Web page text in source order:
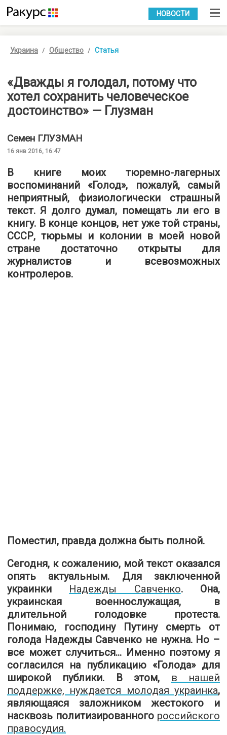
УКР РУС
НОВОСТИ
Украина Общество Статья
«Дважды я голодал, потому что
хотел сохранить человеческое
достоинство» — Глузман
Семен ГЛУЗМАН
16 янв 2016, 16:47
В книге моих тюремно-­лагерных
воспоминаний «Голод», пожалуй, самый
неприятный, физиологически страшный
текст. Я долго думал, помещать ли его в
книгу. В конце концов, нет уже той страны,
СССР, тюрьмы и колонии в моей новой
стране достаточно открыты для
журналистов и всевозможных
контролеров.
Поместил, правда должна быть полной.
Сегодня, к сожалению, мой текст оказался
опять актуальным. Для заключенной
украинки Надежды Савченко. Она,
украинская военнослужащая, в
длительной голодовке протеста.
Понимаю, господину Путину смерть от
голода Надежды Савченко не нужна. Но –
все может случиться... Именно поэтому я
согласился на публикацию «Голода» для
широкой публики. В этом, в нашей
поддержке, нуждается молодая украинка,
являющаяся заложником жестокого и
насквозь политизированного российского
правосудия.